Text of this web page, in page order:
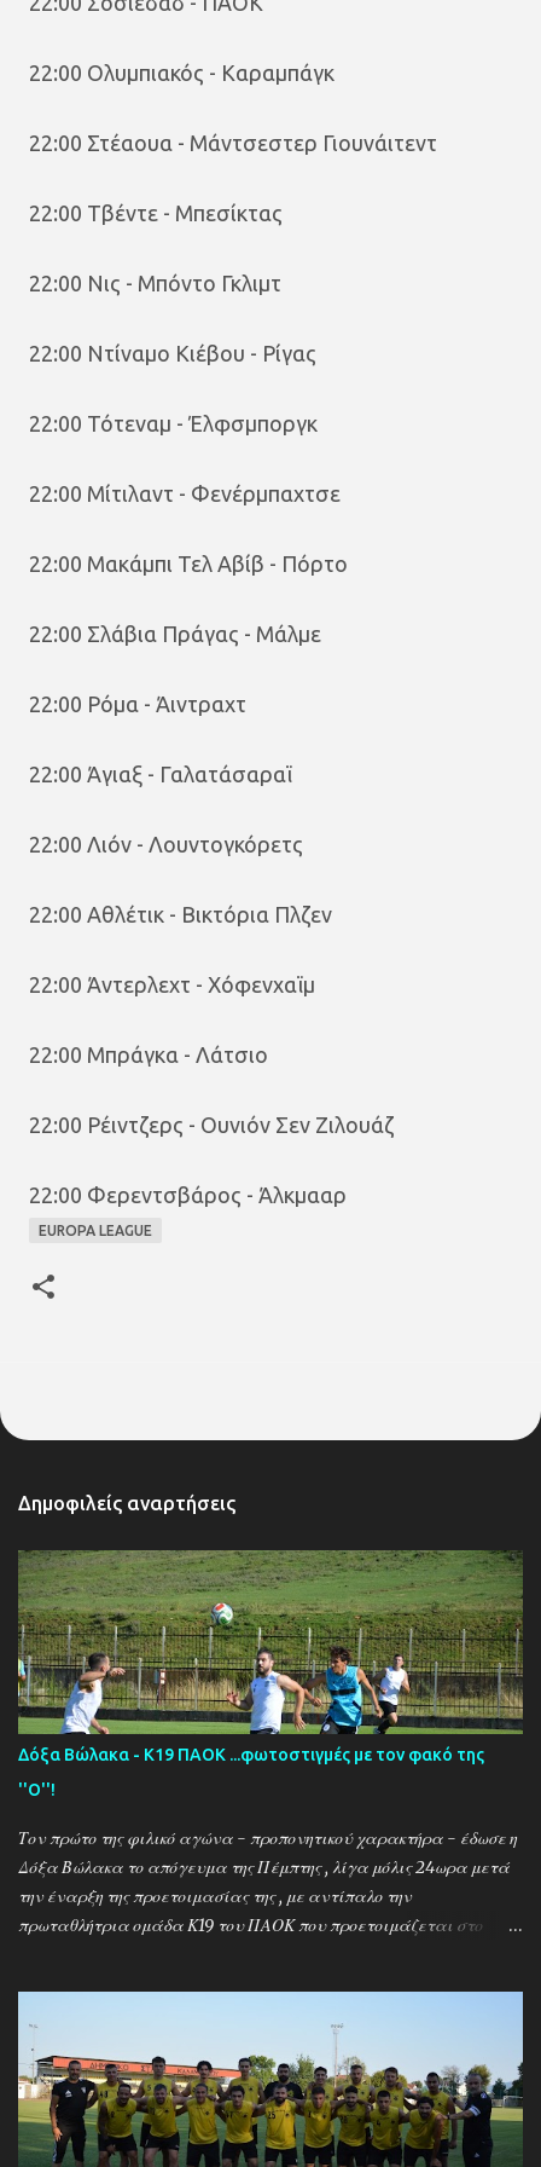
22:00 Ολυμπιακός - Καραμπάγκ
22:00 Στέαουα - Μάντσεστερ Γιουνάιτεντ
22:00 Τβέντε - Μπεσίκτας
22:00 Νις - Μπόντο Γκλιμτ
22:00 Ντίναμο Κιέβου - Ρίγας
22:00 Τότεναμ - Έλφσμποργκ
22:00 Μίτιλαντ - Φενέρμπαχτσε
22:00 Μακάμπι Τελ Αβίβ - Πόρτο
22:00 Σλάβια Πράγας - Μάλμε
22:00 Ρόμα - Άιντραχτ
22:00 Άγιαξ - Γαλατάσαραϊ
22:00 Λιόν - Λουντογκόρετς
22:00 Αθλέτικ - Βικτόρια Πλζεν
22:00 Άντερλεχτ - Χόφενχαϊμ
22:00 Μπράγκα - Λάτσιο
22:00 Ρέιντζερς - Ουνιόν Σεν Ζιλουάζ
22:00 Φερεντσβάρος - Άλκμααρ
EUROPA LEAGUE
Δημοφιλείς αναρτήσεις
Δόξα Βώλακα - Κ19 ΠΑΟΚ ...φωτοστιγμές με τον φακό της
''Ο''!
Τον πρώτο της φιλικό αγώνα - προπονητικού χαρακτήρα - έδωσε η
Δόξα Βώλακα το απόγευμα της Πέμπτης , λίγα μόλις 24ωρα μετά
την έναρξη της προετοιμασίας της , με αντίπαλο την
πρωταθλήτρια ομάδα Κ19 του ΠΑΟΚ που προετοιμάζεται στο
της Νάπολι Ομάρ Ελ Καντουρί! Η αποστολή της Κ19 του ΠΑΟΚ ,
αφού ολοκλήρωσε το πρώτο μέρος των προπονήσεων στη Σουρωτή,
μετακόμισε στη Δράμα όπου θα παραμείνει έως τις 4 Αυγούστου.
Στο διάστημα της παραμονής της στον Βώλακα, η ομάδα θα δώσει